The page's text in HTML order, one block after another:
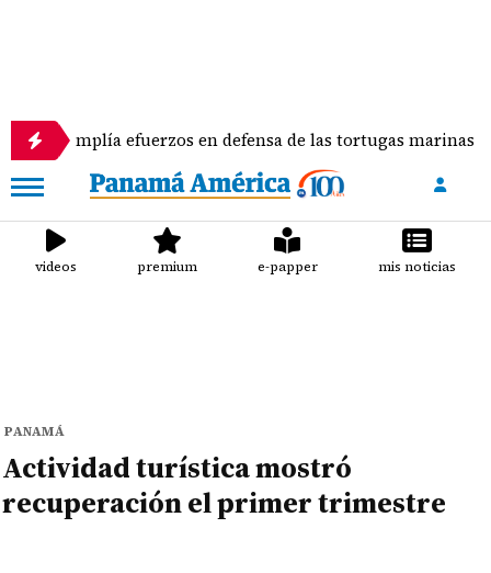
efuerzos en defensa de las tortugas marinas
videos premium e-papper mis noticias
PANAMÁ
Actividad turística mostró
recuperación el primer trimestre